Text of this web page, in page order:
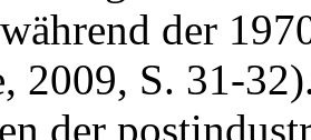
der
2009, S. 31-
der